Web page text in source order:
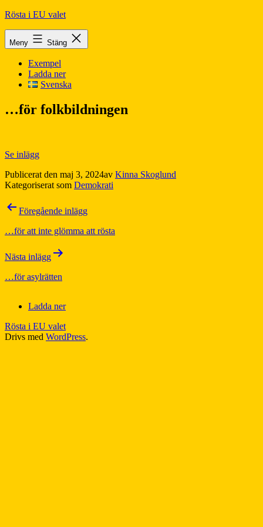
Hoppa
innehåll
Rösta i EU valet
Meny Stäng
Exempel
Ladda ner
Svenska
…för folkbildningen
Se inlägg
Publicerat den maj 3, 2024av Kinna Skoglund
Kategoriserat som Demokrati
Inläggsnavigering
Föregående inlägg
…för att inte glömma att rösta
Nästa inlägg
…för asylrätten
Ladda ner
Rösta i EU valet
Drivs med WordPress.